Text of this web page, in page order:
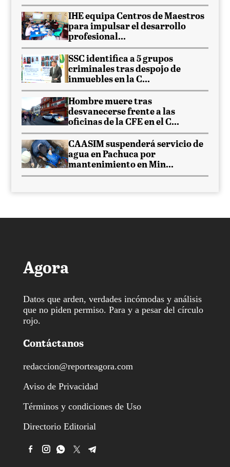
IHE equipa Centros de Maestros
para impulsar el desarrollo
profesional...
SSC identifica a 5 grupos
criminales tras despojo de
inmuebles en la C...
Hombre muere tras
desvanecerse frente a las
oficinas de la CFE en el C...
CAASIM suspenderá servicio de
agua en Pachuca por
mantenimiento en Min...
Agora
Datos que arden, verdades incómodas y análisis
que no piden permiso. Para y a pesar del círculo
rojo.
Contáctanos
redaccion@reporteagora.com
Aviso de Privacidad
Términos y condiciones de Uso
Directorio Editorial